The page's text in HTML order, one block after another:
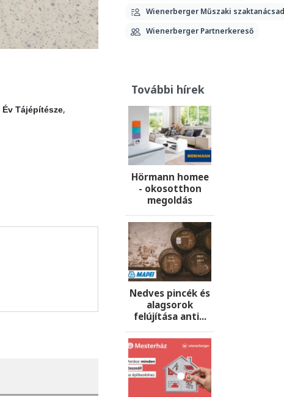
Év Tájépítésze,
Wienerberger Műszaki
Wienerberger Partnerkereső
További hírek
Hörmann homee
- okosotthon
megoldás
Nedves pincék és
alagsorok
felújítása anti...